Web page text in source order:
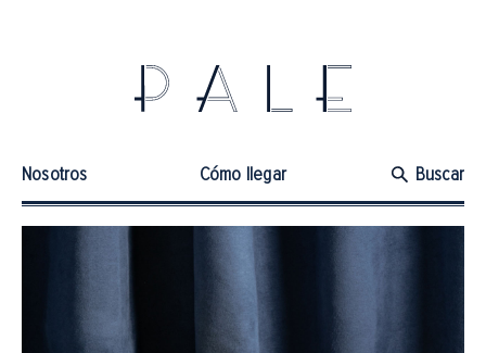
Nosotros Cómo llegar Buscar